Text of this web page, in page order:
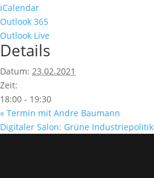
iCalendar
Outlook 365
Outlook Live
Details
Datum: 23.02.2021
Zeit:
18:00 - 19:30
« Termin mit Andre Baumann
Digitaler Salon: Grüne Industriepolitik